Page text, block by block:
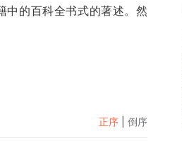
中的百科全书式的著述。然
正序 倒序